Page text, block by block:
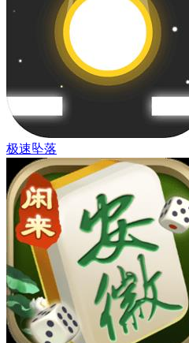
极速坠落